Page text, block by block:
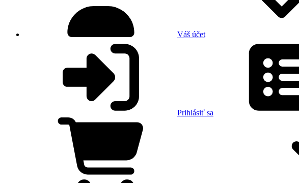
Váš účet
Prihlásiť sa